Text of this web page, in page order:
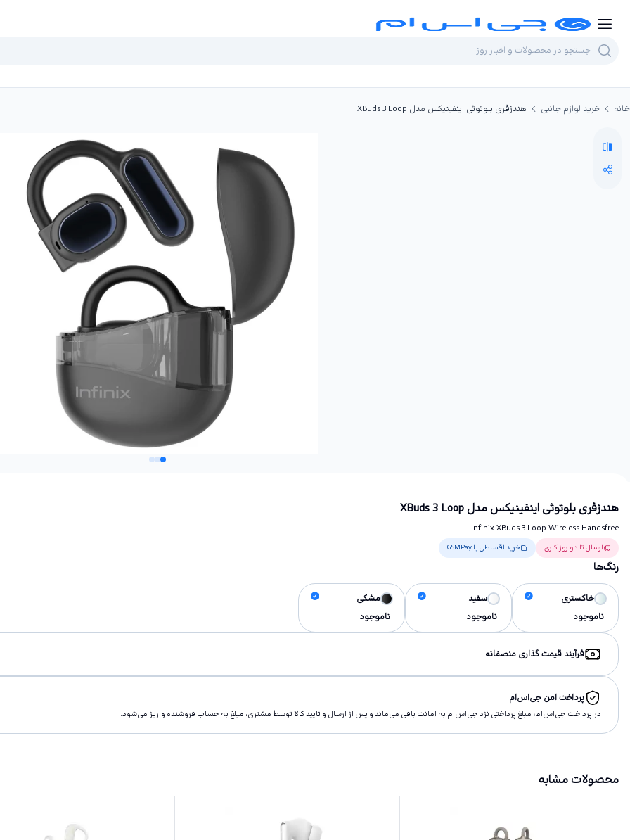
خانه خرید لوازم جانبی هندزفری بلوتوثی اینفینیکس مدل XBuds 3 Loop
هندزفری بلوتوثی اینفینیکس مدل XBuds 3 Loop
Infinix XBuds 3 Loop Wireless Handsfree
ارسال تا دو روز کاری خرید اقساطی با GSMPay
رنگ‌ها
خاکستری
ناموجود
سفید
ناموجود
مشکی
ناموجود
فرآیند قیمت گذاری منصفانه
پرداخت امن جی‌اس‌ام
در پرداخت جی‌اس‌ام، مبلغ پرداختى نزد جی‌اس‌ام به امانت باقى مى‌ماند و پس از ارسال و تاييد كالا توسط مشتری، مبلغ به حساب فروشنده واريز مى‌شود.
محصولات مشابه